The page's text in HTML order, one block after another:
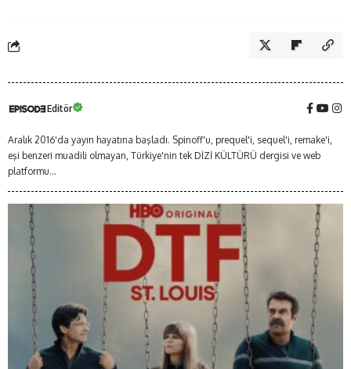
Editör
Aralık 2016'da yayın hayatına başladı. Spinoff'u, prequel'i, sequel'i, remake'i,
eşi benzeri muadili olmayan, Türkiye'nin tek DİZİ KÜLTÜRÜ dergisi ve web
platformu...